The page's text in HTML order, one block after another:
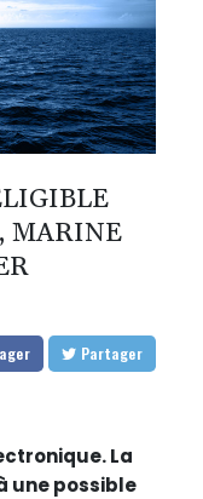
MARINE
Partager
La
une possible